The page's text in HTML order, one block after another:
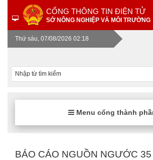
CỔNG THÔNG TIN ĐIỆN TỬ
SỞ NÔNG NGHIỆP VÀ MÔI TRƯỜNG
Thứ sáu, 07/08/2026 02:18
Menu cổng thành
BÁO CÁO NGUỒN NGƯỚC